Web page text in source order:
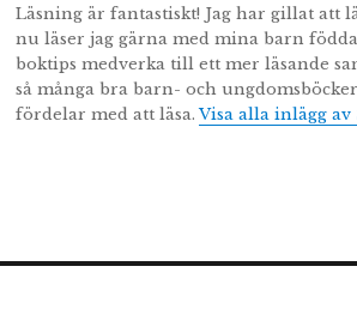
Läsning är fantastiskt! Jag har gillat att
nu läser jag gärna med mina barn
boktips medverka till ett mer läsande
så många bra barn- och
fördelar med att läsa.Visa alla inlägg av